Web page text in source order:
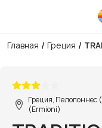
Главная / Греция /
Греция, Пелопоннес
(Ermioni)